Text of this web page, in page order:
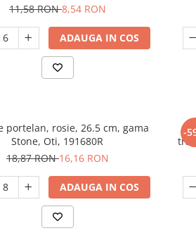
11,58 RON8,54 RON
ADAUGA IN COS
portelan, rosie, 26.5 cm, gama
Stone, Oti, 191680R
18,87 RON16,16 RON
ADAUGA IN COS
-